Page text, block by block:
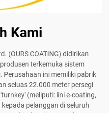
Kami
(OURS COATING) didirikan
terkemuka sistem
Perusahaan ini memiliki pabrik
seluas 22.000 meter persegi
(meliputi: lini e-coating,
pelanggan di seluruh